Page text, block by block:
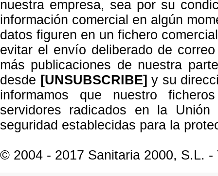
nuestra empresa, sea por su
información comercial en algún
datos figuren en un fichero
evitar el envío deliberado de
más publicaciones de nuestra
desde [UNSUBSCRIBE] y su
informamos que nuestro
servidores radicados en la
seguridad establecidas para la
© 2004 - 2017 Sanitaria 2000, S.L.